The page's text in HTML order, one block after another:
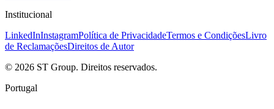
Institucional
LinkedInInstagramPolítica de PrivacidadeTermos e CondiçõesLivro
de ReclamaçõesDireitos de Autor
© 2026 ST Group. Direitos reservados.
Portugal